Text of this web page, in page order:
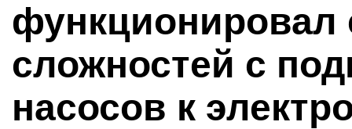
функционировал
сложностей с
насосов к